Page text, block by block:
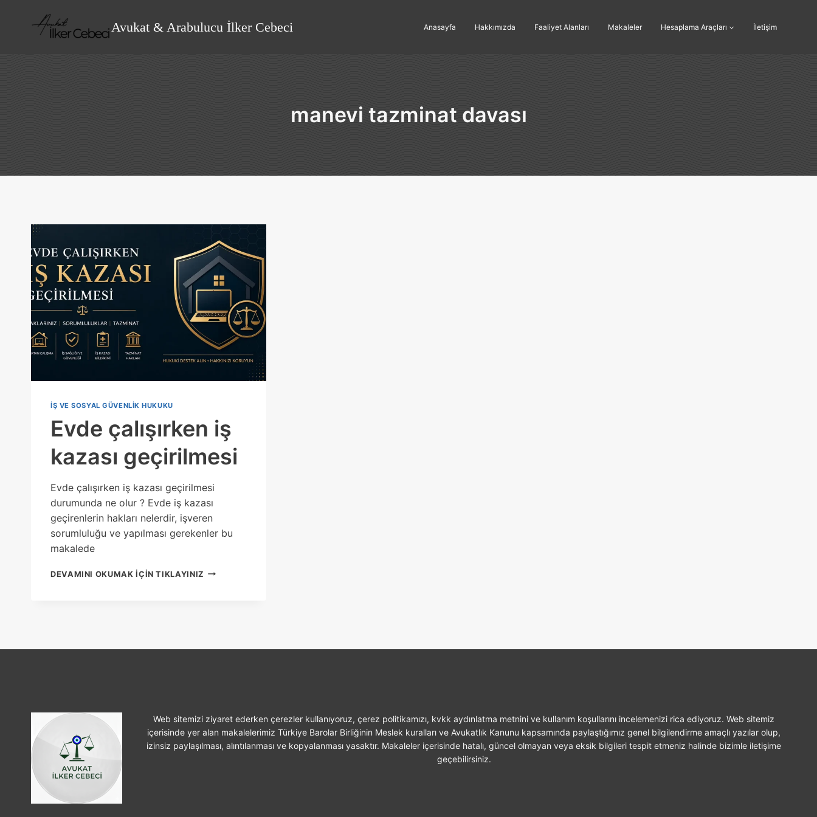
Avukat & Arabulucu İlker Cebeci Anasayfa Hakkımızda Faaliyet Alanları Makaleler Hesaplama Araçları İletişim
manevi tazminat davası
IŞ VE SOSYAL GÜVENLIK HUKUKU
Evde çalışırken iş
kazası geçirilmesi
Evde çalışırken iş kazası geçirilmesi
durumunda ne olur ? Evde iş kazası
geçirenlerin hakları nelerdir, işveren
sorumluluğu ve yapılması gerekenler bu
makalede
DEVAMINI OKUMAK IÇIN TIKLAYINIZ EVDE
Web sitemizi ziyaret ederken çerezler kullanıyoruz, çerez politikamızı, kvkk aydınlatma metnini ve kullanım koşullarını incelemenizi rica ediyoruz. Web sitemiz
içerisinde yer alan makalelerimiz Türkiye Barolar Birliğinin Meslek kuralları ve Avukatlık Kanunu kapsamında paylaştığımız genel bilgilendirme amaçlı yazılar olup,
izinsiz paylaşılması, alıntılanması ve kopyalanması yasaktır. Makaleler içerisinde hatalı, güncel olmayan veya eksik bilgileri tespit etmeniz halinde bizimle iletişime
geçebilirsiniz.